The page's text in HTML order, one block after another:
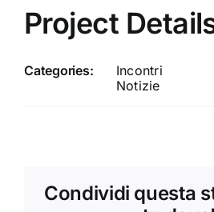
Project
Categories:
Incontri
Notizie
Condividi questa